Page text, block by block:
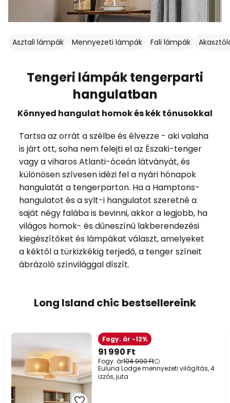
Asztali lámpák Mennyezeti lámpák Fali lámpák
Tengeri lámpák tengerparti
hangulatban
Könnyed hangulat homok és kék tónusokkal
Tartsa az orrát a szélbe és élvezze - aki valaha
is járt ott, soha nem felejti el az Északi-tenger
vagy a viharos Atlanti-óceán látványát, és
különösen szívesen idézi fel a nyári hónapok
hangulatát a tengerparton. Ha a Hamptons-
hangulatot és a sylt-i hangulatot szeretné a
saját négy falába is bevinni, akkor a legjobb, ha
világos homok- és dűneszínű lakberendezési
kiegészítőket és lámpákat választ, amelyeket
a kéktől a türkizkékig terjedő, a tenger színeit
ábrázoló színvilággal díszít.
Long Island chic bestsellereink
91 990 Ft
Fogy. ár104 990 Ft
Fogy. ár -12%
Euluna Lodge mennyezeti világítás, 4
izzós, juta